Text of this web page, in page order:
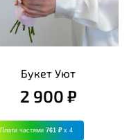
Букет Уют
2 900 ₽
Плати частями 761 ₽ x 4